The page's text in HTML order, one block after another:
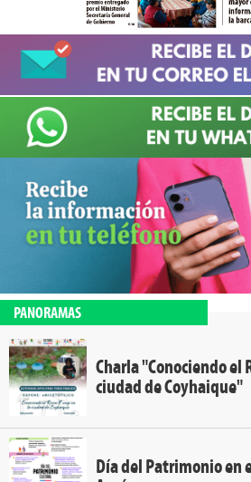
PANORAMAS
Charla "Conociendo el
ciudad de Coyhaique"
Día del Patrimonio en